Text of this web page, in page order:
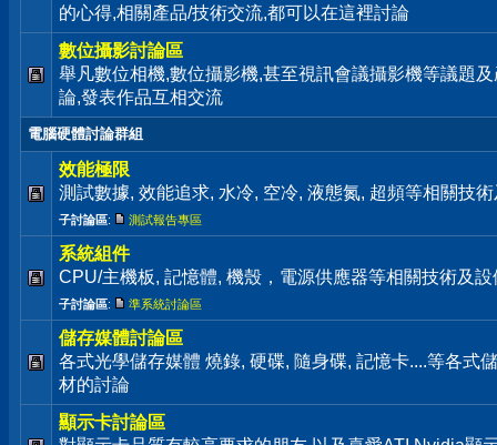
的心得,相關產品/技術交流,都可以在這裡討論
數位攝影討論區
舉凡數位相機,數位攝影機,甚至視訊會議攝影機等議題
論,發表作品互相交流
電腦硬體討論群組
效能極限
測試數據, 效能追求, 水冷, 空冷, 液態氮, 超頻等相關技
子討論區: 測試報告專區
系統組件
CPU/主機板, 記憶體, 機殼，電源供應器等相關技術及
子討論區: 準系統討論區
儲存媒體討論區
各式光學儲存媒體 燒錄, 硬碟, 隨身碟, 記憶卡....等各式
材的討論
顯示卡討論區